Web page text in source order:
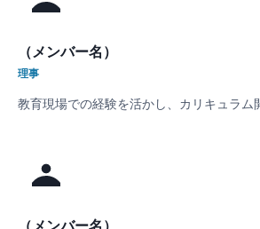
（メンバー名）
理事
教育現場での経験を活かし、カリキュラム